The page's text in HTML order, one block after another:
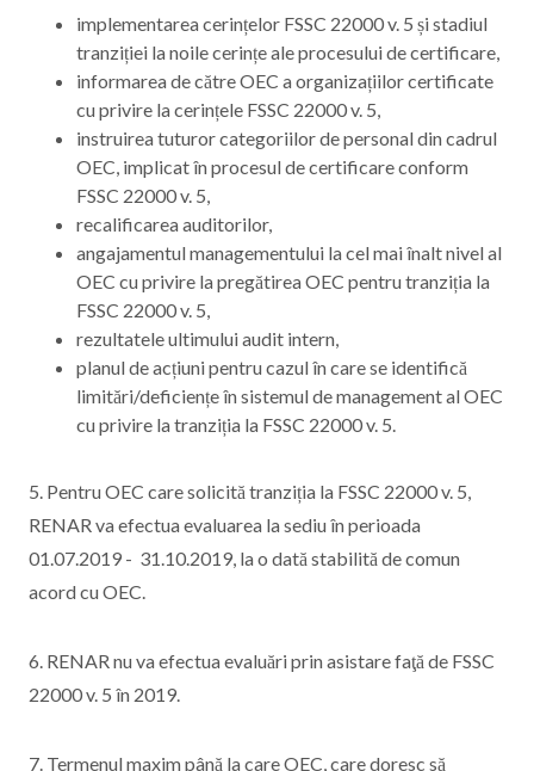
implementarea cerințelor FSSC 22000 v. 5 și stadiul
tranziției la noile cerințe ale procesului de certificare,
informarea de către OEC a organizațiilor certificate
cu privire la cerințele FSSC 22000 v. 5,
instruirea tuturor categoriilor de personal din cadrul
OEC, implicat în procesul de certificare conform
FSSC 22000 v. 5,
recalificarea auditorilor,
angajamentul managementului la cel mai înalt nivel al
OEC cu privire la pregătirea OEC pentru tranziția la
FSSC 22000 v. 5,
rezultatele ultimului audit intern,
planul de acțiuni pentru cazul în care se identifică
limitări/deficiențe în sistemul de management al OEC
cu privire la tranziția la FSSC 22000 v. 5.
5. Pentru OEC care solicită tranziția la FSSC 22000 v. 5,
RENAR va efectua evaluarea la sediu în perioada
01.07.2019 - 31.10.2019, la o dată stabilită de comun
acord cu OEC.
6. RENAR nu va efectua evaluări prin asistare faţă de FSSC
22000 v. 5 în 2019.
7. Termenul maxim până la care OEC, care doresc să